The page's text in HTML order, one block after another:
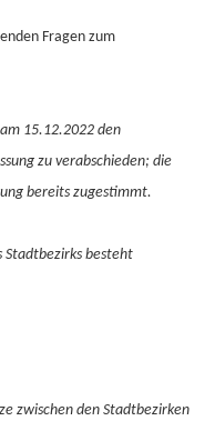
Fragen zum
15.12.2022 den
zu verabschieden; die
bereits zugestimmt.
Stadtbezirks besteht
zwischen den Stadtbezirken